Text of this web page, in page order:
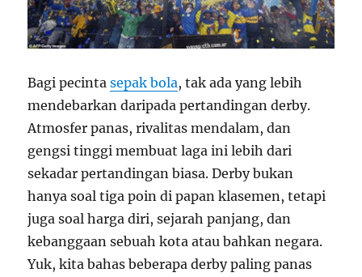
Bagi pecintasepak bola, tak ada yang lebih
mendebarkan daripada pertandingan derby.
Atmosfer panas, rivalitas mendalam, dan
gengsi tinggi membuat laga ini lebih dari
sekadar pertandingan biasa. Derby bukan
hanya soal tiga poin di papan klasemen, tetapi
juga soal harga diri, sejarah panjang, dan
kebanggaan sebuah kota atau bahkan negara.
Yuk, kita bahas beberapa derby paling panas